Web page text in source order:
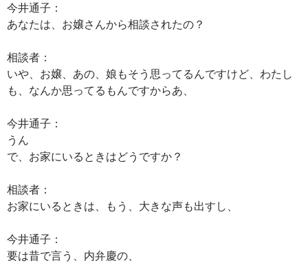
今井通子：
あなたは、お嬢さんから相談されたの？
相談者：
いや、お嬢、あの、娘もそう思ってるんですけど、わたし
も、なんか思ってるもんですからあ、
今井通子：
うん
で、お家にいるときはどうですか？
相談者：
お家にいるときは、もう、大きな声も出すし、
今井通子：
要は昔で言う、内弁慶の、